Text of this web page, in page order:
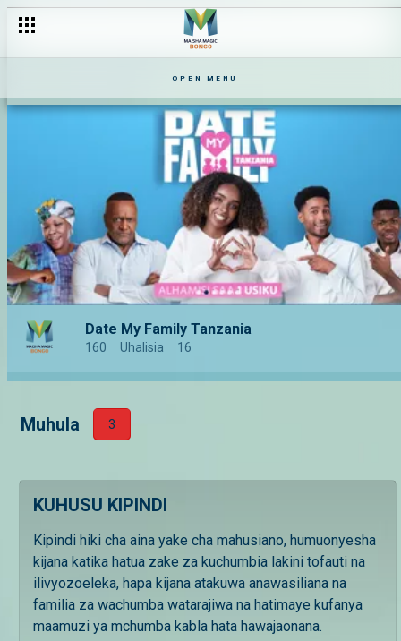
OPEN MENU
Date My Family Tanzania
160 Uhalisia 16
Muhula 3
KUHUSU KIPINDI
Kipindi hiki cha aina yake cha mahusiano, humuonyesha
kijana katika hatua zake za kuchumbia lakini tofauti na
ilivyozoeleka, hapa kijana atakuwa anawasiliana na
familia za wachumba watarajiwa na hatimaye kufanya
maamuzi ya mchumba kabla hata hawajaonana.